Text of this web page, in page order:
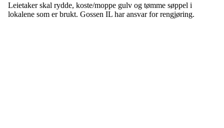
Leietaker skal rydde, koste/moppe gulv og tømme søppel i
lokalene som er brukt. Gossen IL har ansvar for rengjøring.